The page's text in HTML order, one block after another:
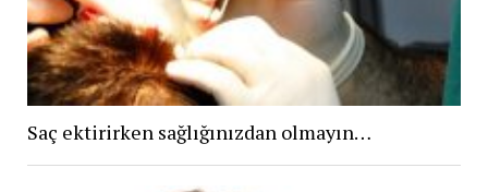
Saç ektirirken sağlığınızdan olmayın…